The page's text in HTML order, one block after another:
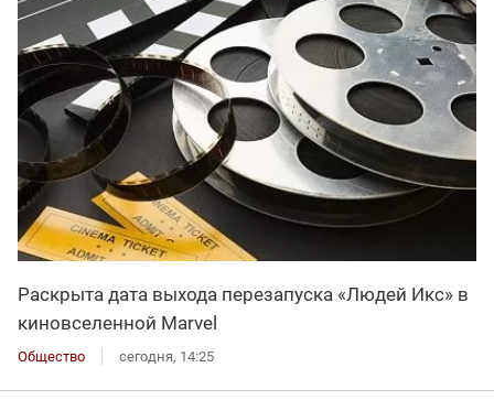
Раскрыта дата выхода перезапуска «Людей Икс» в
киновселенной Marvel
Общество сегодня, 14:25